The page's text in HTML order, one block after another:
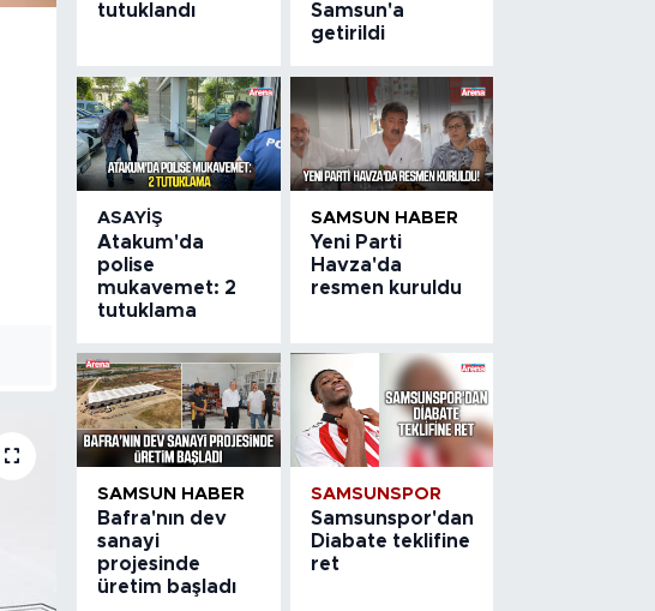
tutuklandı
Samsun'a
getirildi
ASAYIŞ
Atakum'da
polise
mukavemet: 2
tutuklama
SAMSUN HABER
Yeni Parti
Havza'da
resmen kuruldu
SAMSUN HABER
Bafra'nın dev
sanayi
projesinde
üretim başladı
SAMSUNSPOR
Samsunspor'dan
Diabate teklifine
ret